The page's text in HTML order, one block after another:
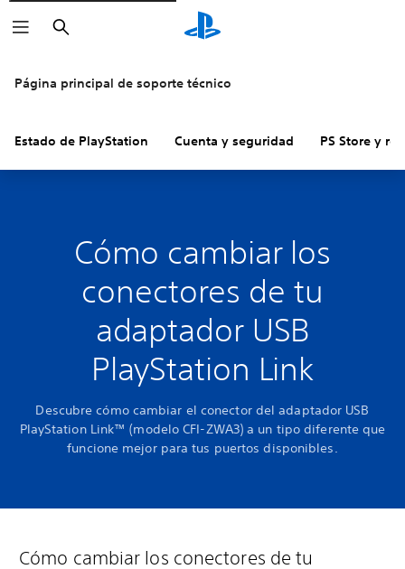
Buscar
Página principal de soporte técnico
Estado de PlayStation Cuenta y seguridad PS Store y
Cómo cambiar los
conectores de tu
adaptador USB
PlayStation Link
Descubre cómo cambiar el conector del adaptador USB
PlayStation Link™ (modelo CFI-ZWA3) a un tipo diferente que
funcione mejor para tus puertos disponibles.
Cómo cambiar los conectores de tu